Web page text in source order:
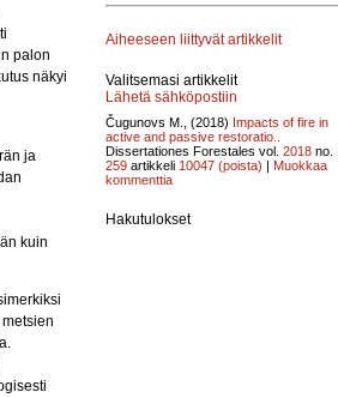
palon
näkyi
ja
kuin
Aiheeseen liittyvät artikkelit
Valitsemasi artikkelit
Lähetä sähköpostiin
Čugunovs M., (2018) Impacts of fire in
active and passive restoratio..
Dissertationes Forestales vol. 2018 no.
259 artikkeli 10047 (poista) | Muokkaa
kommenttia
Hakutulokset